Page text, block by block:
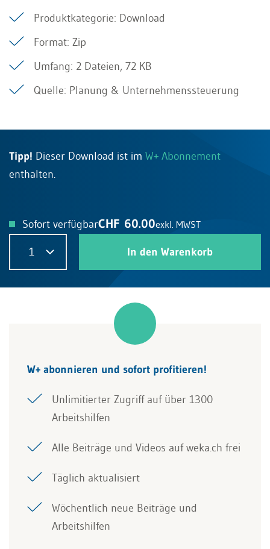
Produktkategorie: Download
Format: Zip
Umfang: 2 Dateien, 72 KB
Quelle: Planung & Unternehmenssteuerung
Tipp! Dieser Download ist im W+ Abonnement
enthalten.
Sofort verfügbarCHF 60.00exkl. MWST
1 In den Warenkorb
W+ abonnieren und sofort profitieren!
Unlimitierter Zugriff auf über 1300
Arbeitshilfen
Alle Beiträge und Videos auf weka.ch frei
Täglich aktualisiert
Wöchentlich neue Beiträge und
Arbeitshilfen